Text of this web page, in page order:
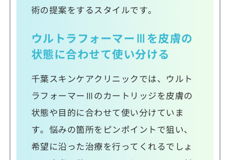
術の提案をするスタイルです。
ウルトラフォーマーⅢを皮膚の
状態に合わせて使い分ける
千葉スキンケアクリニックでは、ウルト
ラフォーマーⅢのカートリッジを皮膚の
状態や目的に合わせて使い分けていま
す。悩みの箇所をピンポイントで狙い、
希望に沿った治療を行ってくれるでしょ